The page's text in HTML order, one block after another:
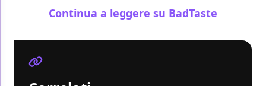
Continua a leggere su BadTaste